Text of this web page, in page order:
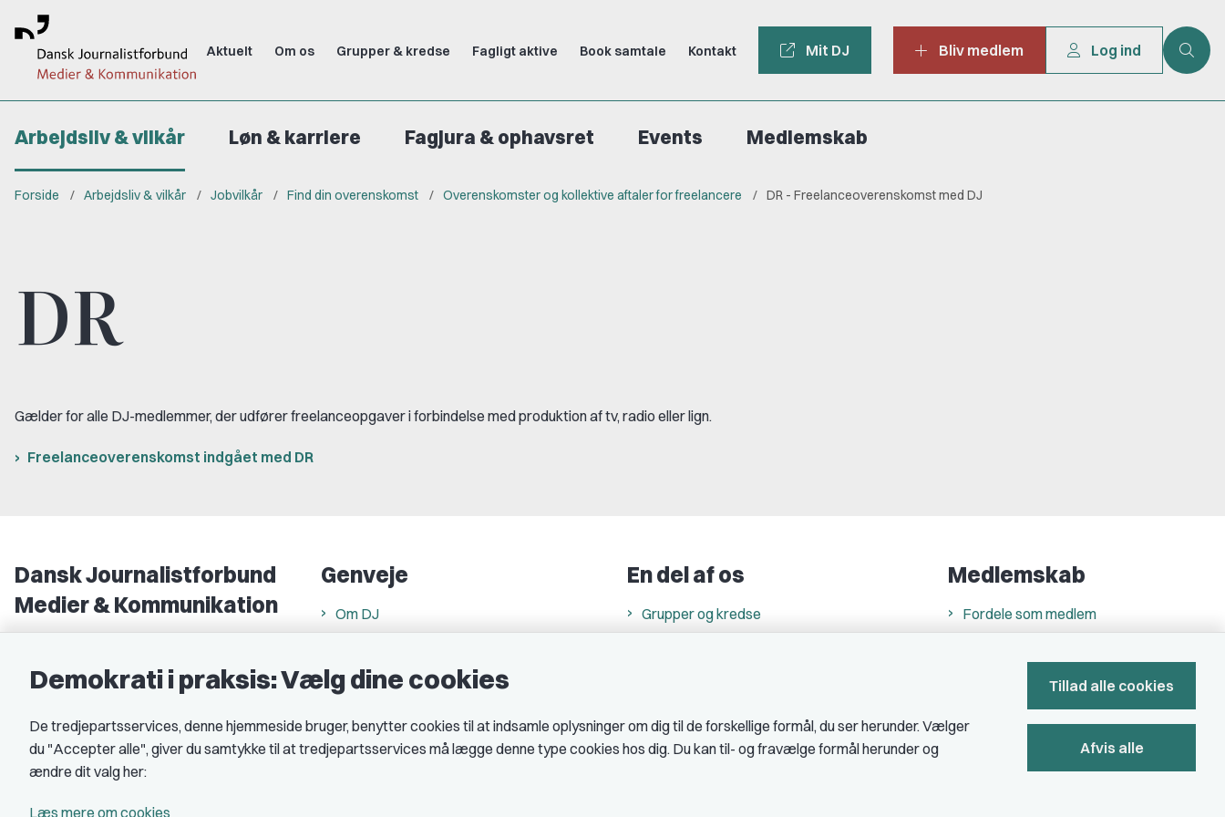
Aktuelt Om os Grupper & kredse Fagligt aktive Book samtale Kontakt Mit DJ Bliv medlem Log ind
Arbejdsliv & vilkår Løn & karriere Fagjura & ophavsret Events Medlemskab
Forside Arbejdsliv & vilkår Jobvilkår Find din overenskomst Overenskomster og kollektive aftaler for freelancere DR - Freelanceoverenskomst med DJ
DR
Gælder for alle DJ-medlemmer, der udfører freelanceopgaver i forbindelse med produktion af tv, radio eller lign.
Freelanceoverenskomst indgået med DR
Dansk Journalistforbund
Medier & Kommunikation
EAN nr.: 5790002490071
Kontakt DJ
Genveje
Om DJ
Find freelancer
Rettighedsmidler hos DJ
Åbnings- og telefontider
En del af os
Grupper og kredse
Medlemskab
Fordele som medlem
Bliv medlem
Demokrati i praksis: Vælg dine cookies
De tredjepartsservices, denne hjemmeside bruger, benytter cookies til at indsamle oplysninger om dig til de forskellige formål, du ser herunder. Vælger
du "Accepter alle", giver du samtykke til at tredjepartsservices må lægge denne type cookies hos dig. Du kan til- og fravælge formål herunder og
ændre dit valg her:
Læs mere om cookies
Tillad alle cookies
Afvis alle